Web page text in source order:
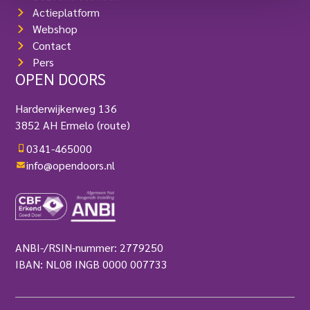
Actieplatform
Webshop
Contact
Pers
OPEN DOORS
Harderwijkerweg 136
3852 AH Ermelo(route)
0341-465000
info@opendoors.nl
ANBI-/RSIN-nummer: 2779250
IBAN: NL08 INGB 0000 007733